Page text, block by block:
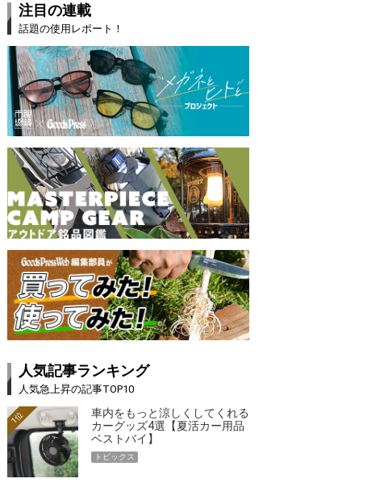
注目の連載
話題の使用レポート！
人気記事ランキング
人気急上昇の記事TOP10
車内をもっと涼しくしてくれる
カーグッズ4選【夏活カー用品
ベストバイ】
1位
トピックス